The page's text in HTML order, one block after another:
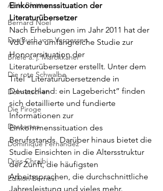
Alain Blottiere
Bernard Noel
Das Buch vom Vergessen
Briefe a. j. Marokkaner
Die rote Schwalbe
Dolmetschen
Die Piroge
Descartes
Dominique Fernandez
Driss Chraibi
Edition Bernest
Einkommenssituation der
Literaturübersetzer
Nach Erhebungen im Jahr 2011 hat der
VdÜ eine umfangreiche Studie zur
Honorarsituation der
Literaturübersetzer erstellt. Unter dem
Titel “Literaturübersetzende in
Deutschland: ein Lagebericht” finden
sich detaillierte und fundierte
Informationen zur
Einkommenssituation des
Berufsstands. Darüber hinaus bietet die
Studie Einsichten in die Altersstruktur
der Zunft, die häufigsten
Arbeitssprachen, die durchschnittliche
Jahresleistung und vieles mehr.